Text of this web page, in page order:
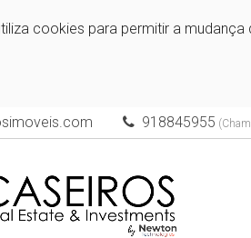
cookies para permitir a
918845955